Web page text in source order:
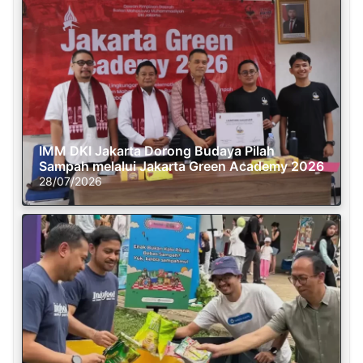
IMM DKI Jakarta Dorong Budaya Pilah
Sampah melalui Jakarta Green Academy 2026
28/07/2026